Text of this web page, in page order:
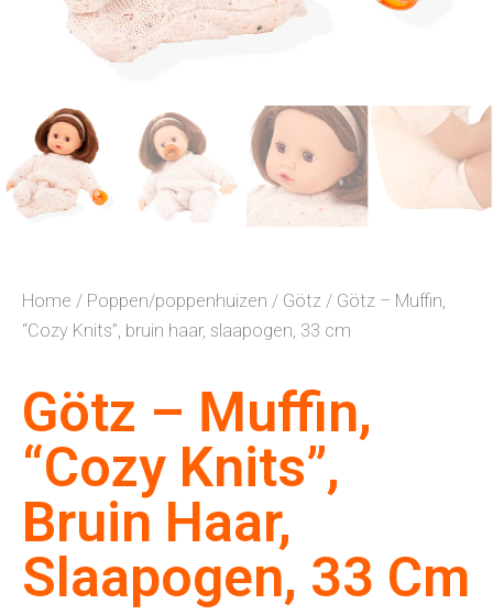
Home / Poppen/poppenhuizen / Götz / Götz – Muffin,
“Cozy Knits”, bruin haar, slaapogen, 33 cm
Götz – Muffin,
“Cozy Knits”,
Bruin Haar,
Slaapogen, 33 Cm